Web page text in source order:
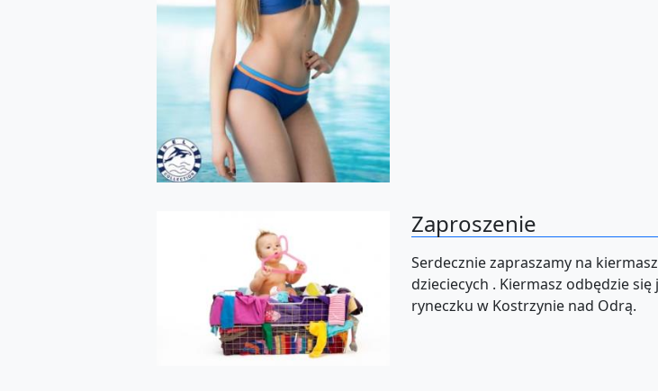
Zaproszenie
Serdecznie zapraszamy na
dzieciecych . Kiermasz odbędzie
ryneczku w Kostrzynie nad Odrą.